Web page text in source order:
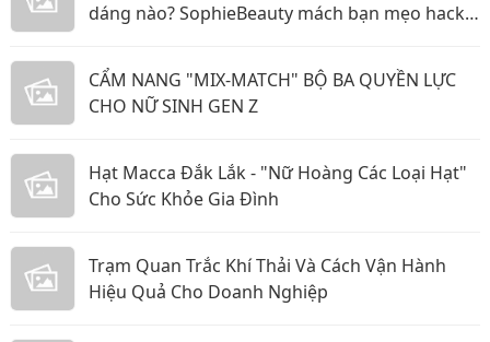
dáng nào? SophieBeauty mách bạn mẹo hack
CẨM NANG "MIX-MATCH" BỘ BA QUYỀN LỰC
CHO NỮ SINH GEN Z
Hạt Macca Đắk Lắk - "Nữ Hoàng Các Loại Hạt"
Cho Sức Khỏe Gia Đình
Trạm Quan Trắc Khí Thải Và Cách Vận Hành
Hiệu Quả Cho Doanh Nghiệp